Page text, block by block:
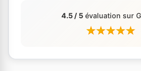
4.5 / 5évaluation sur